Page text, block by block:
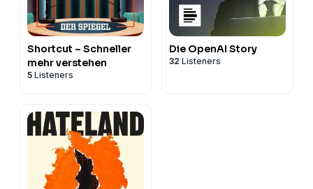
Shortcut – Schneller
mehr verstehen
5 Listeners
Die OpenAI Story
32 Listeners